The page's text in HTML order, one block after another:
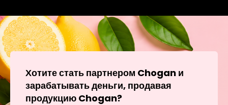
Хотите стать партнером Chogan и
зарабатывать деньги, продавая
продукцию Chogan?